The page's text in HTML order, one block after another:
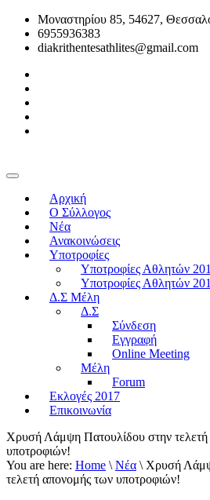
Μοναστηρίου 85, 54627,
6955936383
diakrithentesathlites@gmail.com
Αρχική
O Σύλλογος
Νέα
Ανακοινώσεις
Υποτροφίες
Υποτροφίες Αθλητών
Υποτροφίες Αθλητών
Δ.Σ Μέλη
Δ.Σ
Σύνδεση
Εγγραφή
Online Meeting
Μέλη
Forum
Εκλογές 2017
Επικοινωνία
Χρυσή Λάμψη Πατουλίδου στην
υποτροφιών!
You are here: Home \ Νέα \ Χρυσή
τελετή απονομής των υποτροφιών!